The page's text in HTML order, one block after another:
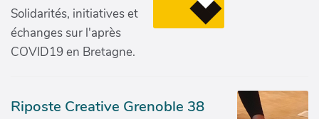
Solidarités, initiatives et
échanges sur l'après
COVID19 en Bretagne.
Riposte Creative Grenoble 38